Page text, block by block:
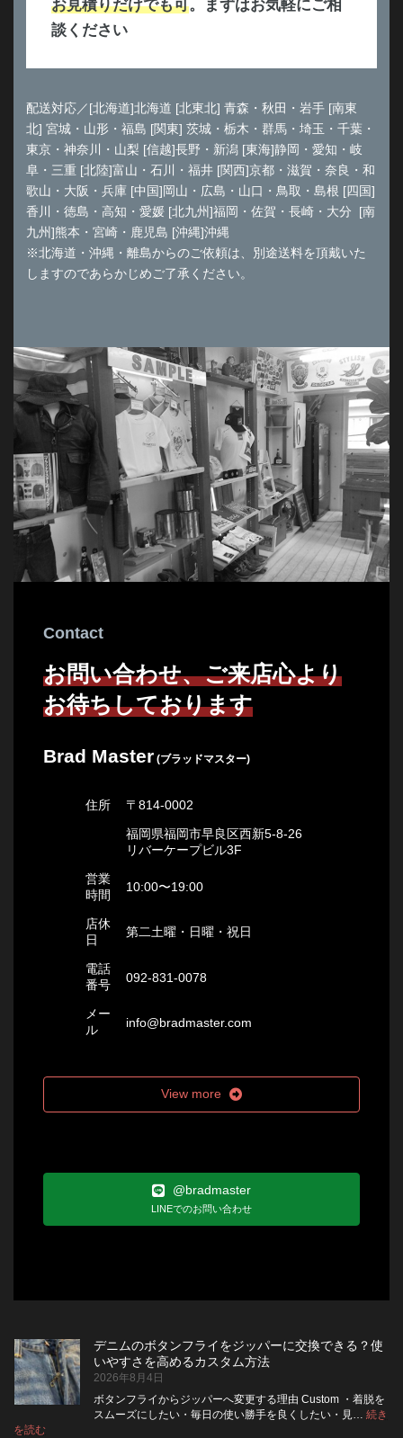
お見積りだけでも可。まずはお気軽にご相
談ください
配送対応／[北海道]北海道 [北東北] 青森・秋田・岩手 [南東
北] 宮城・山形・福島 [関東] 茨城・栃木・群馬・埼玉・千葉・
東京・神奈川・山梨 [信越]長野・新潟 [東海]静岡・愛知・岐
阜・三重 [北陸]富山・石川・福井 [関西]京都・滋賀・奈良・和
歌山・大阪・兵庫 [中国]岡山・広島・山口・鳥取・島根 [四国]
香川・徳島・高知・愛媛 [北九州]福岡・佐賀・長崎・大分 [南
九州]熊本・宮崎・鹿児島 [沖縄]沖縄
※北海道・沖縄・離島からのご依頼は、別途送料を頂戴いた
しますのであらかじめご了承ください。
Contact
お問い合わせ、ご来店心より
お待ちしております
Brad Master (ブラッドマスター)
住所
〒814-0002
福岡県福岡市早良区西新5-8-26
リバーケープビル3F
営業
時間
10:00〜19:00
店休
日
第二土曜・日曜・祝日
電話
番号
092-831-0078
メー
ル
info@bradmaster.com
View more
@bradmaster
LINEでのお問い合わせ
デニムのボタンフライをジッパーに交換できる？使
いやすさを高めるカスタム方法
2026年8月4日
ボタンフライからジッパーへ変更する理由 Custom ・着脱を
スムーズにしたい・毎日の使い勝手を良くしたい・見… 続き
を読む: